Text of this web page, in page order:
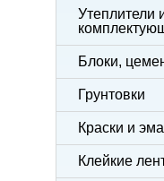
Утеплители
Блоки,
Грунтовки
Краски и
Клейкие